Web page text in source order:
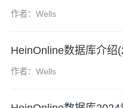
作者：Wells
HeinOnline数据库介绍
作者：Wells